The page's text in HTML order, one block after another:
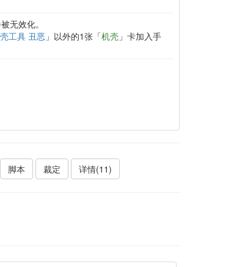
无效化。
工具 丑恶 」以外的1张「机壳 」卡加入手
脚本 裁定 详情(11)